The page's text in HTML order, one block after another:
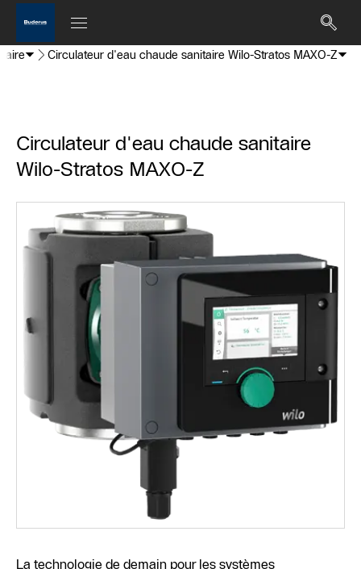
Circulateur d'eau chaude sanitaire Wilo-Stratos MAXO-Z
Circulateur d'eau chaude sanitaire
Wilo-Stratos MAXO-Z
La technologie de demain pour les systèmes